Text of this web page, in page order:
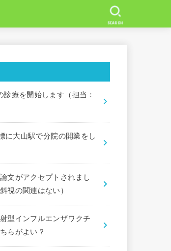
SEARCH
診療を開始します（担当：
に大山駅で分院の開業をし
文がアクセプトされまし
視の関連はない）
型インフルエンザワクチ
らがよい？